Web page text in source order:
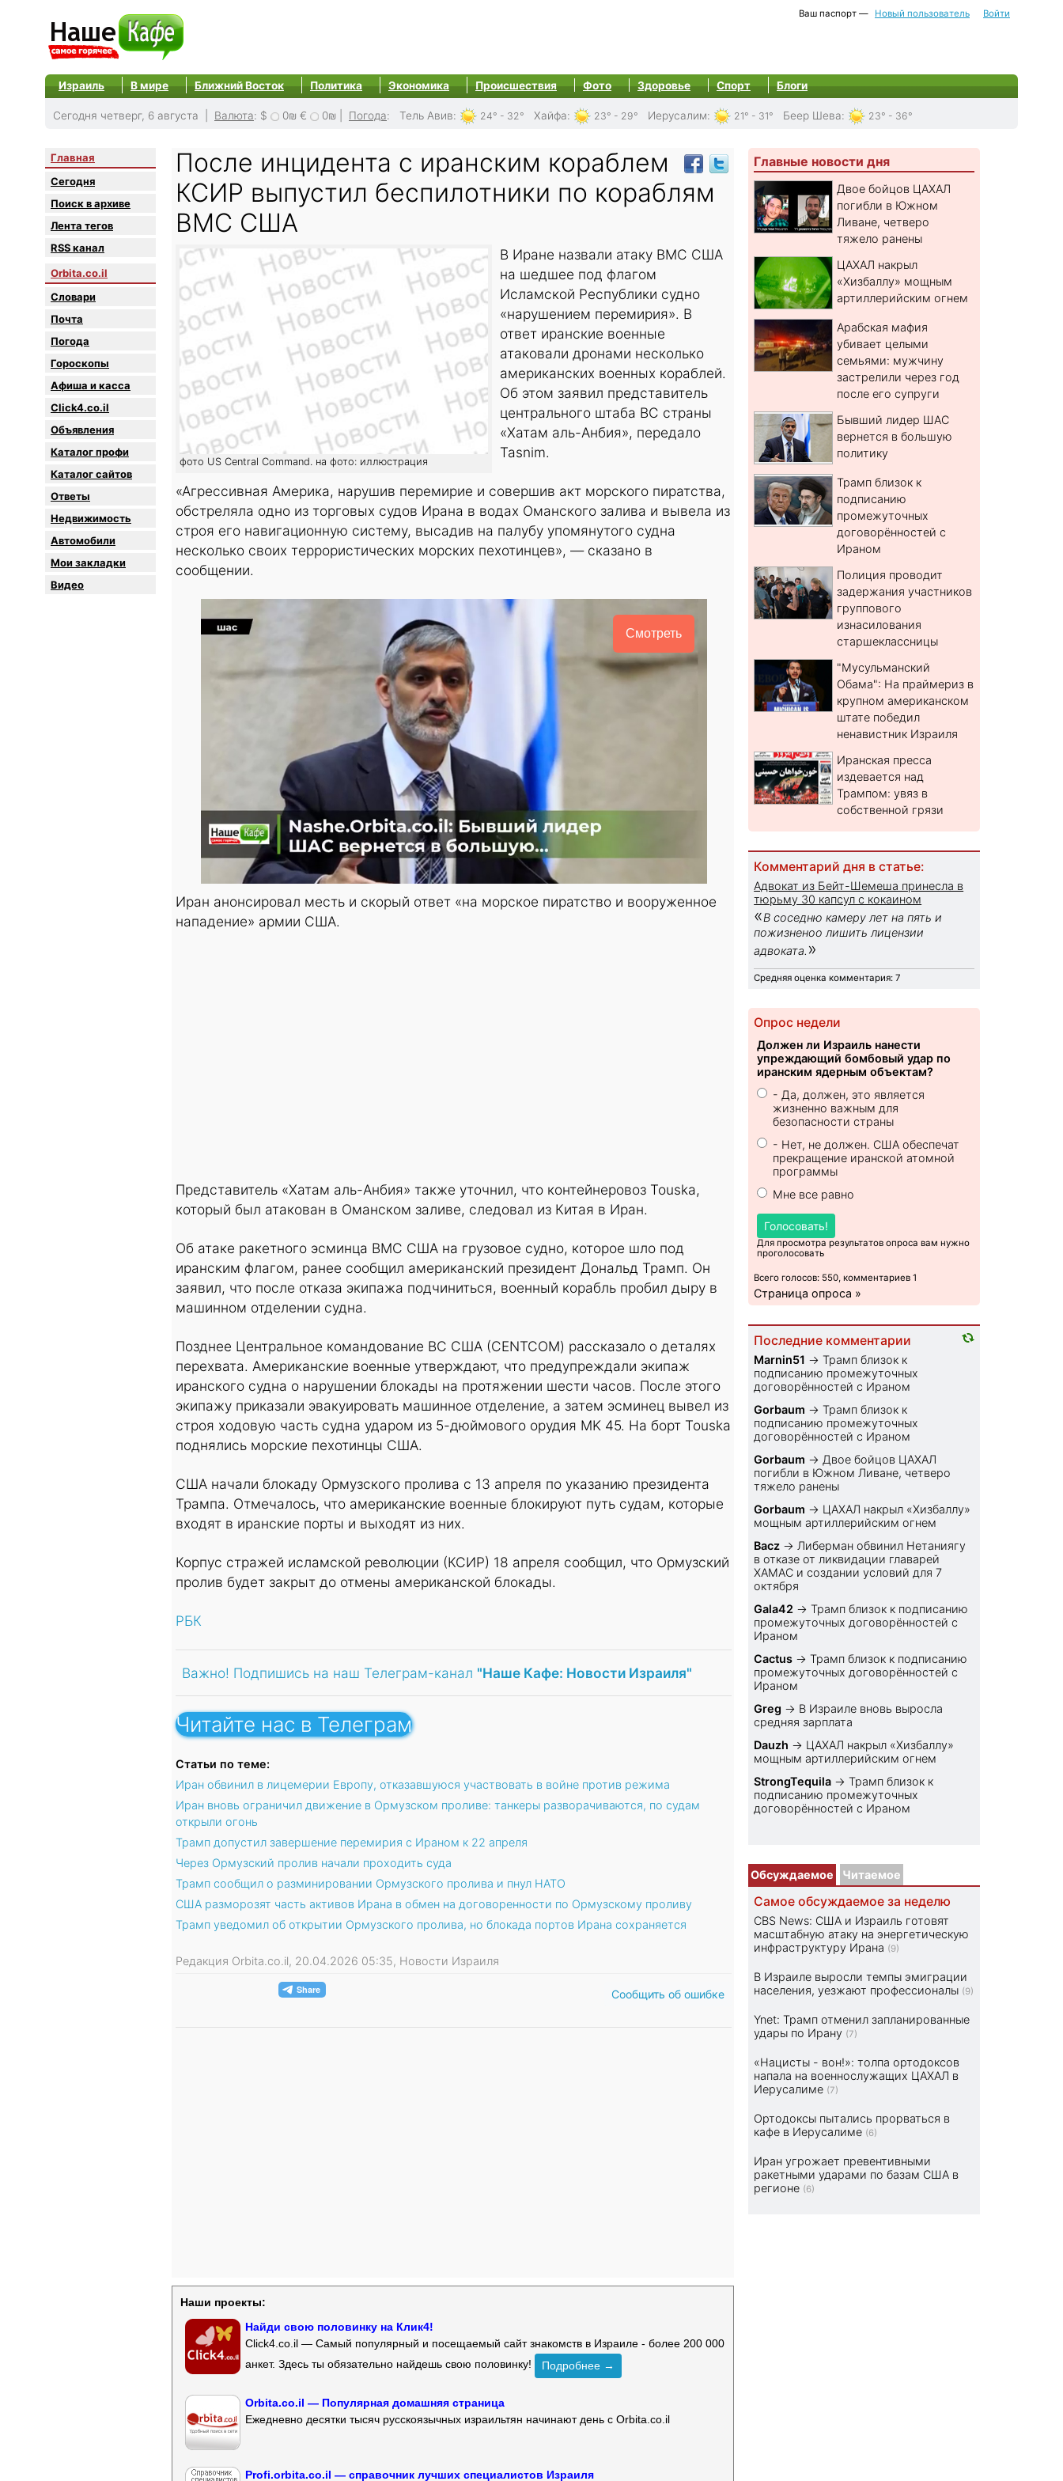
Ваш паспорт — Новый пользователь Войти
Израиль В мире Ближний Восток Политика Экономика Происшествия Фото Здоровье Спорт Блоги
Сегодня четверг, 6 августа | Валюта: $ 0₪ € 0₪ Погода: Тель Авив: 24° - 32° Хайфа: 23° - 29° Иерусалим: 21° - 31° Беер Шева: 23° - 36°
Главная
Сегодня
Поиск в архиве
Лента тегов
RSS канал
Orbita.co.il
Словари
Почта
Погода
Гороскопы
Афиша и касса
Click4.co.il
Объявления
Каталог профи
Каталог сайтов
Oтветы
Недвижимость
Автомобили
Мои закладки
Видео
После инцидента с иранским кораблем
КСИР выпустил беспилотники по кораблям
ВМС США
фото US Central Command. на фото: иллюстрация
В Иране назвали атаку ВМС США
на шедшее под флагом
Исламской Республики судно
«нарушением перемирия». В
ответ иранские военные
атаковали дронами несколько
американских военных кораблей.
Об этом заявил представитель
центрального штаба ВС страны
«Хатам аль-Анбия», передало
Tasnim.
«Агрессивная Америка, нарушив перемирие и совершив акт морского пиратства,
обстреляла одно из торговых судов Ирана в водах Оманского залива и вывела из
строя его навигационную систему, высадив на палубу упомянутого судна
несколько своих террористических морских пехотинцев», — сказано в
сообщении.
Смотреть
Иран анонсировал месть и скорый ответ «на морское пиратство и вооруженное
нападение» армии США.
Представитель «Хатам аль-Анбия» также уточнил, что контейнеровоз Touska,
который был атакован в Оманском заливе, следовал из Китая в Иран.
Об атаке ракетного эсминца ВМС США на грузовое судно, которое шло под
иранским флагом, ранее сообщил американский президент Дональд Трамп. Он
заявил, что после отказа экипажа подчиниться, военный корабль пробил дыру в
машинном отделении судна.
Позднее Центральное командование ВС США (CENTCOM) рассказало о деталях
перехвата. Американские военные утверждают, что предупреждали экипаж
иранского судна о нарушении блокады на протяжении шести часов. После этого
экипажу приказали эвакуировать машинное отделение, а затем эсминец вывел из
строя ходовую часть судна ударом из 5-дюймового орудия MK 45. На борт Touska
поднялись морские пехотинцы США.
США начали блокаду Ормузского пролива с 13 апреля по указанию президента
Трампа. Отмечалось, что американские военные блокируют путь судам, которые
входят в иранские порты и выходят из них.
Корпус стражей исламской революции (КСИР) 18 апреля сообщил, что Ормузский
пролив будет закрыт до отмены американской блокады.
РБК
Важно! Подпишись на наш Телеграм-канал "Наше Кафе: Новости Израиля"
Читайте нас в Телеграм
Статьи по теме:
Иран обвинил в лицемерии Европу, отказавшуюся участвовать в войне против режима
Иран вновь ограничил движение в Ормузском проливе: танкеры разворачиваются, по судам
открыли огонь
Трамп допустил завершение перемирия с Ираном к 22 апреля
Через Ормузский пролив начали проходить суда
Трамп сообщил о разминировании Ормузского пролива и пнул НАТО
США разморозят часть активов Ирана в обмен на договоренности по Ормузскому проливу
Трамп уведомил об открытии Ормузского пролива, но блокада портов Ирана сохраняется
Редакция Orbita.co.il, 20.04.2026 05:35, Новости Израиля
Сообщить об ошибке
Наши проекты:
Найди свою половинку на Клик4!
Click4.co.il — Самый популярный и посещаемый сайт знакомств в Израиле - более 200 000
анкет. Здесь ты обязательно найдешь свою половинку!
Подробнее →
Orbita.co.il — Популярная домашняя страница
Ежедневно десятки тысяч русскоязычных израильтян начинают день с Orbita.co.il
Profi.orbita.co.il — справочник лучших специалистов Израиля
Главные новости дня
Двое бойцов ЦАХАЛ
погибли в Южном
Ливане, четверо
тяжело ранены
ЦАХАЛ накрыл
«Хизбаллу» мощным
артиллерийским огнем
Арабская мафия
убивает целыми
семьями: мужчину
застрелили через год
после его супруги
Бывший лидер ШАС
вернется в большую
политику
Трамп близок к
подписанию
промежуточных
договорённостей с
Ираном
Полиция проводит
задержания участников
группового
изнасилования
старшеклассницы
"Мусульманский
Обама": На праймериз в
крупном американском
штате победил
ненавистник Израиля
Иранская пресса
издевается над
Трампом: увяз в
собственной грязи
Комментарий дня в статье:
Адвокат из Бейт-Шемеша принесла в
тюрьму 30 капсул с кокаином
«В соседню камеру лет на пять и
пожизненоо лишить лицензии
адвоката. »
Средняя оценка комментария: 7
Опрос недели
Должен ли Израиль нанести
упреждающий бомбовый удар по
иранским ядерным объектам?
- Да, должен, это является
жизненно важным для
безопасности страны
- Нет, не должен. США обеспечат
прекращение иранской атомной
программы
Мне все равно
Голосовать!
Для просмотра результатов опроса вам нужно
проголосовать
Всего голосов: 550, комментариев 1
Страница опроса »
Последние комментарии
Marnin51 →Трамп близок к
подписанию промежуточных
договорённостей с Ираном
Gorbaum →Трамп близок к
подписанию промежуточных
договорённостей с Ираном
Gorbaum → Двое бойцов ЦАХАЛ
погибли в Южном Ливане, четверо
тяжело ранены
Gorbaum → ЦАХАЛ накрыл «Хизбаллу»
мощным артиллерийским огнем
Bacz → Либерман обвинил Нетаниягу
в отказе от ликвидации главарей
ХАМАС и создании условий для 7
октября
Gala42 →Трамп близок к подписанию
промежуточных договорённостей с
Ираном
Cactus →Трамп близок к подписанию
промежуточных договорённостей с
Ираном
Greg → В Израиле вновь выросла
средняя зарплата
Dauzh → ЦАХАЛ накрыл «Хизбаллу»
мощным артиллерийским огнем
StrongTequila →Трамп близок к
подписанию промежуточных
договорённостей с Ираном
Обсуждаемое Читаемое
Самое обсуждаемое за неделю
CBS News: США и Израиль готовят
масштабную атаку на энергетическую
инфраструктуру Ирана (9)
В Израиле выросли темпы эмиграции
населения, уезжают профессионалы (9)
Ynet: Трамп отменил запланированные
удары по Ирану (7)
«Нацисты - вон!»: толпа ортодоксов
напала на военнослужащих ЦАХАЛ в
Иерусалиме (7)
Ортодоксы пытались прорваться в
кафе в Иерусалиме (6)
Иран угрожает превентивными
ракетными ударами по базам США в
регионе (6)